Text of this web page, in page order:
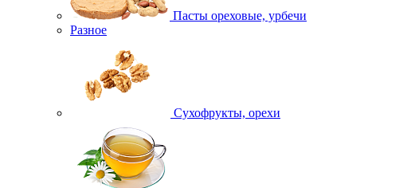
Пасты ореховые, урбечи
Разное
Сухофрукты, орехи